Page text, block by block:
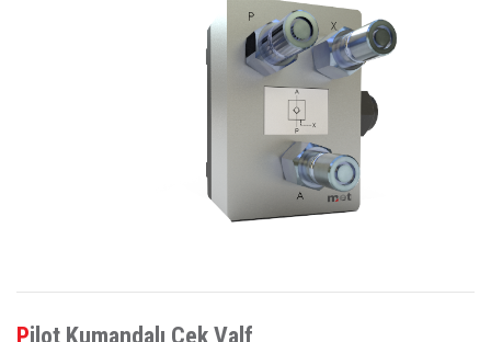
Pilot Kumandalı Çek Valf